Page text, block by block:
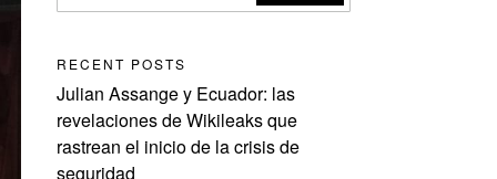
RECENT POSTS
Julian Assange y Ecuador: las
revelaciones de Wikileaks que
rastrean el inicio de la crisis de
seguridad